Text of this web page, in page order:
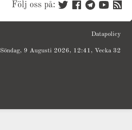
Följ oss på:
Datapolicy
Söndag, 9 Augusti 2026, 12:41, Vecka 32